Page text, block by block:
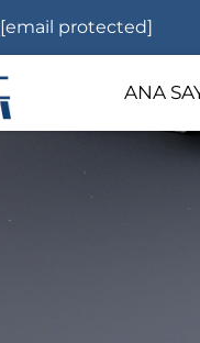
[email protected]
ANA